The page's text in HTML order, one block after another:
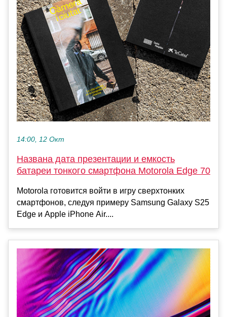
14:00, 12 Окт
Названа дата презентации и емкость
батареи тонкого смартфона Motorola Edge 70
Motorola готовится войти в игру сверхтонких
смартфонов, следуя примеру Samsung Galaxy S25
Edge и Apple iPhone Air....